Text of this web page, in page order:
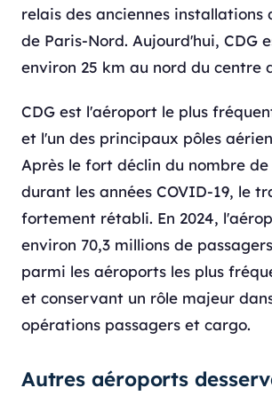
relais des anciennes installations
de Paris-Nord. Aujourd'hui, CDG
environ 25 km au nord du centre
CDG est l'aéroport le plus
et l'un des principaux pôles
Après le fort déclin du nombre de
durant les années COVID-19, le
fortement rétabli. En 2024,
environ 70,3 millions de
parmi les aéroports les plus
et conservant un rôle majeur
opérations passagers et cargo.
Autres aéroports